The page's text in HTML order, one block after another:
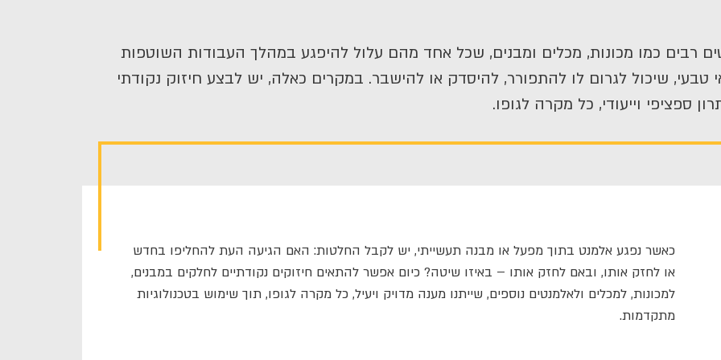
רבים כמו מכונות, מכלים ומבנים, שכל אחד מהם עלול להיפגע במהלך העבודות השוטפות
טבעי, שיכול לגרום לו להתפורר, להיסדק או להישבר. במקרים כאלה, יש לבצע חיזוק נקודתי
ספציפי וייעודי, כל מקרה לגופו.
כאשר נפגע אלמנט בתוך מפעל או מבנה תעשייתי,יש לקבל החלטות: האם הגיעה העת להחליפו בחדש
או לחזק אותו, ובאם לחזק אותו – באיזו שיטה? כיוםאפשר להתאים חיזוקים נקודתיים לחלקים במבנים,
למכונות, למכלים ולאלמנטים נוספים, שייתנו מענה מדויק ויעיל,כל מקרה לגופו, תוך שימוש בטכנולוגיות
מתקדמות.